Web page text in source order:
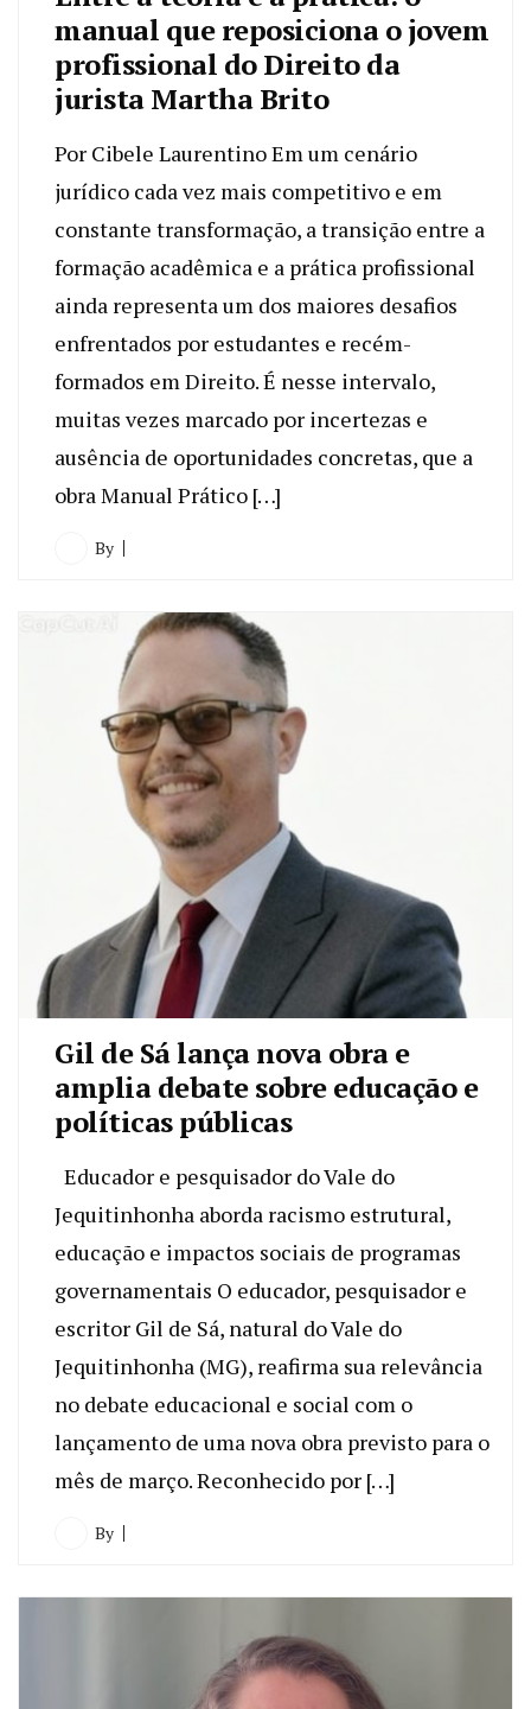
manual que reposiciona o jovem
profissional do Direito da
jurista Martha Brito
Por Cibele Laurentino Em um cenário
jurídico cada vez mais competitivo e em
constante transformação, a transição entre a
formação acadêmica e a prática profissional
ainda representa um dos maiores desafios
enfrentados por estudantes e recém-
formados em Direito. É nesse intervalo,
muitas vezes marcado por incertezas e
ausência de oportunidades concretas, que a
obra Manual Prático […]
By
Gil de Sá lança nova obra e
amplia debate sobre educação e
políticas públicas
Educador e pesquisador do Vale do
Jequitinhonha aborda racismo estrutural,
educação e impactos sociais de programas
governamentais O educador, pesquisador e
escritor Gil de Sá, natural do Vale do
Jequitinhonha (MG), reafirma sua relevância
no debate educacional e social com o
lançamento de uma nova obra previsto para o
mês de março. Reconhecido por […]
By